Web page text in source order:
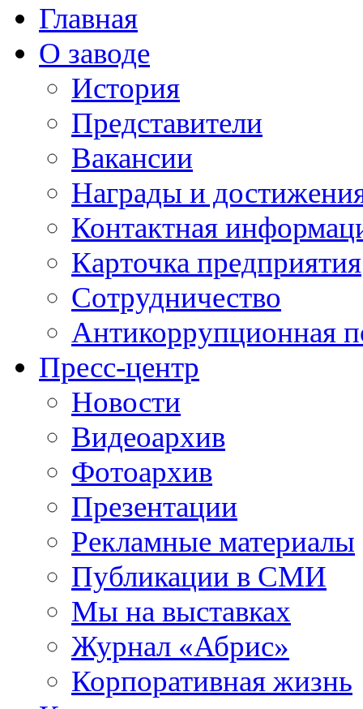
Главная
О заводе
История
Представители
Вакансии
Награды и
Контактная
Карточка предприятия
Сотрудничество
Антикоррупционная
Пресс-центр
Новости
Видеоархив
Фотоархив
Презентации
Рекламные материалы
Публикации в СМИ
Мы на выставках
Журнал «Абрис»
Корпоративная жизнь